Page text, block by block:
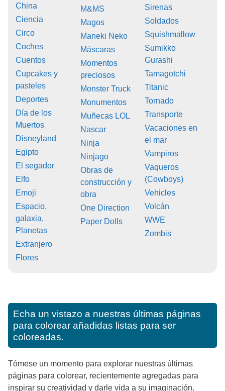
China
Ciencia
Circo
Coches
Cuentos
Cupcakes y
pasteles
Deportes
Día de los
Muertos
Disneyland
Egipto
El segador
Elfo
Emoji
Espacio,
galaxia,
Planetas
Extranjero
Flores
M&MS
Magos
Maneki Neko
Máscaras
Momentos
preciosos
Monster Truck
Monumentos
Muñecas LOL
Nascar
Ninja
Ninjago
Obras de
construcción y
obra
One Direction
Paper Dolls
Sirenas
Soldados
Squishmallow
Sumikko
Gurashi
Tamagotchi
Titanic
Tornado
Transporte
Vacaciones en
el mar
Vampiros
Vaqueros
(Cowboys)
Vehicles
Volcán
WWE
Zombis
Echa un vistazo a nuestras últimas páginas
para colorear añadidas listas para ser
coloreadas.
Tómese un momento para explorar nuestras últimas
páginas para colorear, recientemente agregadas para
inspirar su creatividad y darle vida a su imaginación.